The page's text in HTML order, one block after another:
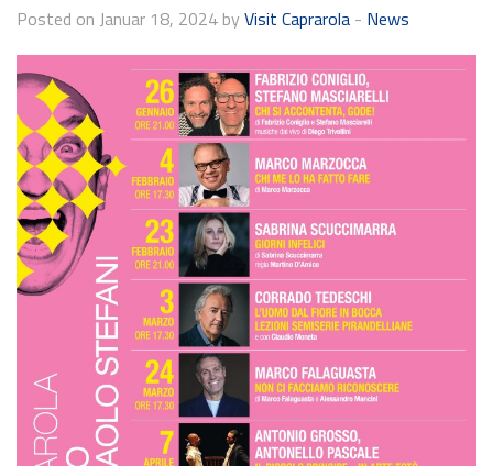
Posted on Januar 18, 2024 by Visit Caprarola - News